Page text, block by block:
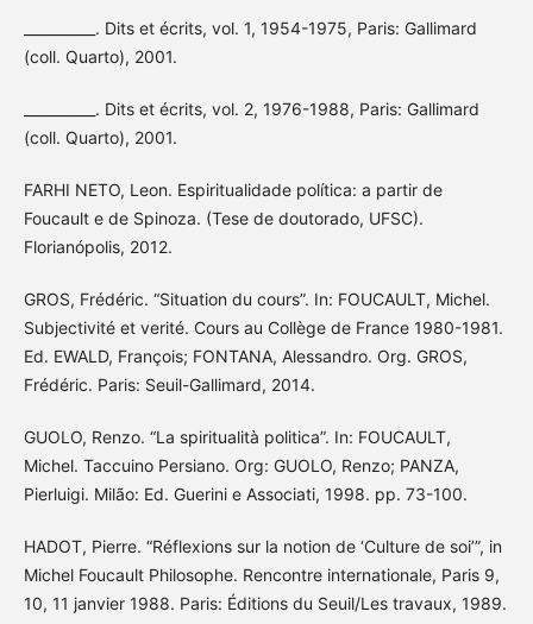
__________. Dits et écrits, vol. 1, 1954-1975, Paris: Gallimard
(coll. Quarto), 2001.
__________. Dits et écrits, vol. 2, 1976-1988, Paris: Gallimard
(coll. Quarto), 2001.
FARHI NETO, Leon. Espiritualidade política: a partir de
Foucault e de Spinoza. (Tese de doutorado, UFSC).
Florianópolis, 2012.
GROS, Frédéric. “Situation du cours”. In: FOUCAULT, Michel.
Subjectivité et verité. Cours au Collège de France 1980-1981.
Ed. EWALD, François; FONTANA, Alessandro. Org. GROS,
Frédéric. Paris: Seuil-Gallimard, 2014.
GUOLO, Renzo. “La spiritualità politica”. In: FOUCAULT,
Michel. Taccuino Persiano. Org: GUOLO, Renzo; PANZA,
Pierluigi. Milão: Ed. Guerini e Associati, 1998. pp. 73-100.
HADOT, Pierre. “Réflexions sur la notion de ‘Culture de soi’”, in
Michel Foucault Philosophe. Rencontre internationale, Paris 9,
10, 11 janvier 1988. Paris: Éditions du Seuil/Les travaux, 1989.